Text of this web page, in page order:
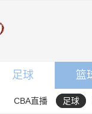
足球 篮
CBA直播 足球